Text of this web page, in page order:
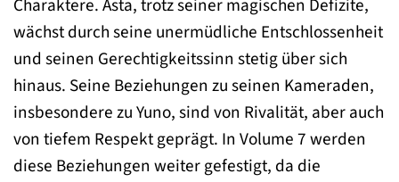
Charaktere. Asta, trotz seiner magischen Defizite,
wächst durch seine unermüdliche Entschlossenheit
und seinen Gerechtigkeitssinn stetig über sich
hinaus. Seine Beziehungen zu seinen Kameraden,
insbesondere zu Yuno, sind von Rivalität, aber auch
von tiefem Respekt geprägt. In Volume 7 werden
diese Beziehungen weiter gefestigt, da die